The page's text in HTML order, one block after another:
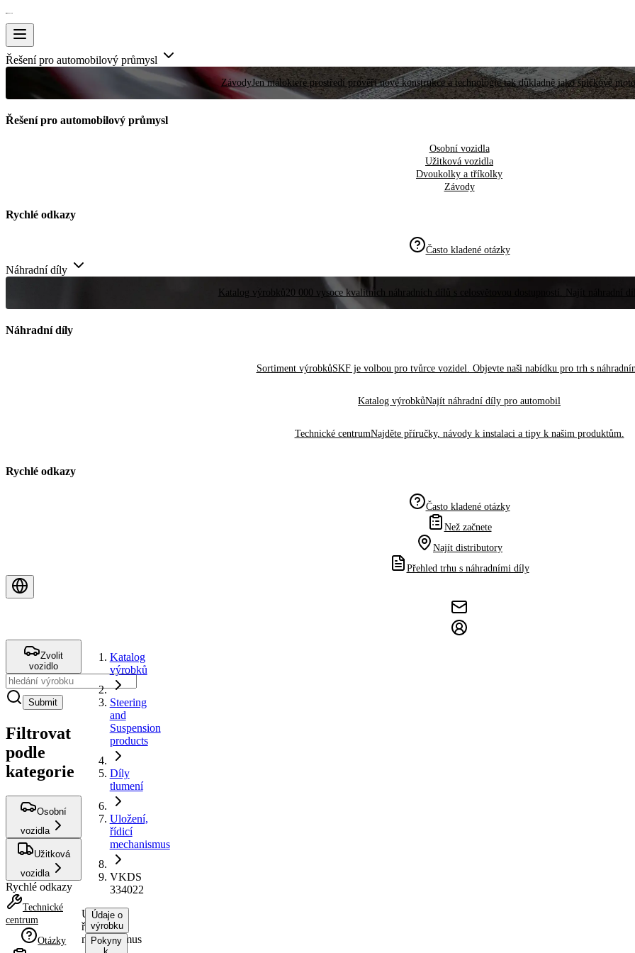
Řešení pro automobilový průmysl
ZávodyJen málokteré prostředí prověří nové konstrukce a technologie tak důkladně jako špičkové
Řešení pro automobilový průmysl
Osobní vozidla
Užitková vozidla
Dvoukolky a tříkolky
Závody
Rychlé odkazy
Často kladené otázky
Náhradní díly
Katalog výrobků20 000 vysoce kvalitních náhradních dílů s celosvětovou dostupností. Najít náhradní
Náhradní díly
Sortiment výrobkůSKF je volbou pro tvůrce vozidel. Objevte naši nabídku pro trh s
Katalog výrobkůNajít náhradní díly pro automobil
Technické centrumNajděte příručky, návody k instalaci a tipy k našim produktům.
Rychlé odkazy
Často kladené otázky
Než začnete
Najít distributory
Přehled trhu s náhradními díly
Zvolit
vozidlo
Submit
Filtrovat
podle
kategorie
Osobní
vozidla
Užitková
vozidla
Rychlé odkazy
Technické
centrum
Otázky
Katalog
výrobků
Steering
and
Suspension
products
Díly
tlumení
Uložení,
řídicí
mechanismus
VKDS
334022
Uložení,
řídicí
mechanismus
Údaje o
výrobku
Pokyny